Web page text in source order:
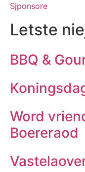
Sjponsore
Letste
BBQ &
Word
Boereraod